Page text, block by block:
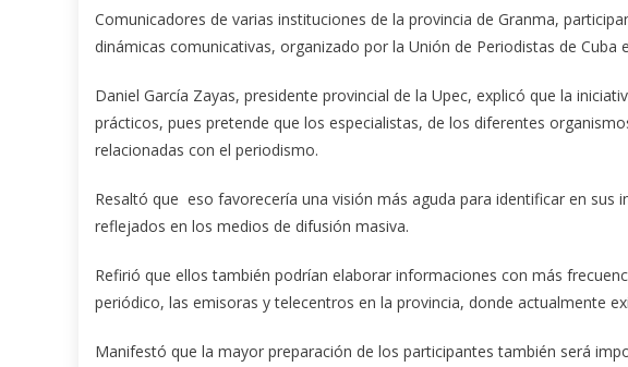
Comunicadores de varias instituciones de la provincia de Granma,
dinámicas comunicativas, organizado por la Unión de Periodistas de Cuba
Daniel García Zayas, presidente provincial de la Upec, explicó que la
prácticos, pues pretende que los especialistas, de los diferentes
relacionadas con el periodismo.
Resaltó que eso favorecería una visión más aguda para identificar en sus
reflejados en los medios de difusión masiva.
Refirió que ellos también podrían elaborar informaciones con más
periódico, las emisoras y telecentros en la provincia, donde actualmente
Manifestó que la mayor preparación de los participantes también será